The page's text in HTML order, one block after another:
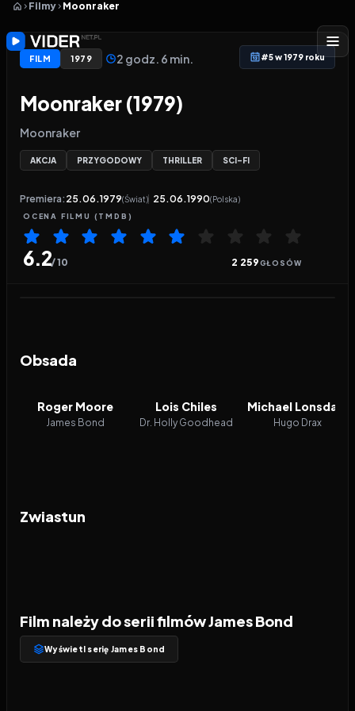
Filmy Moonraker
FILM 1979 2 godz. 6 min. #5 w 1979 roku
Moonraker (1979)
Moonraker
AKCJA PRZYGODOWY THRILLER SCI-FI
Premiera: 25.06.1979(Świat) 25.06.1990(Polska)
OCENA FILMU (TMDB)
6.2/ 10 2 259GŁOSÓW
Obsada
Roger Moore
James Bond
Lois Chiles
Dr. Holly Goodhead
Michael Lonsdale
Hugo Drax
Zwiastun
Film należy do serii filmów James Bond
Wyświetl serię James Bond